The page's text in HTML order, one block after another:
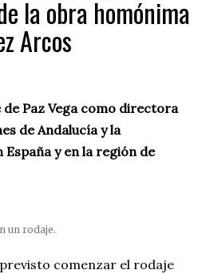
la obra homónima
Arcos
Paz Vega como directora
de Andalucía y la
y en la región de
un rodaje.
comenzar el rodaje